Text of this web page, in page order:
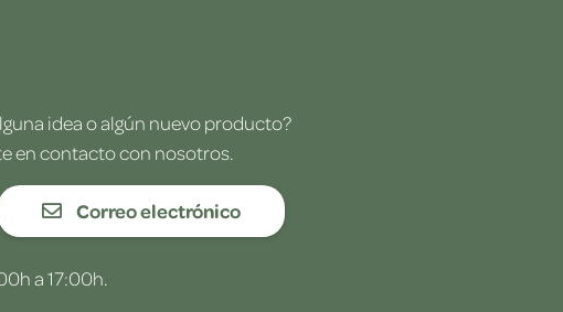
idea o algún nuevo producto?
en contacto con nosotros.
Correo electrónico
a 17:00h.